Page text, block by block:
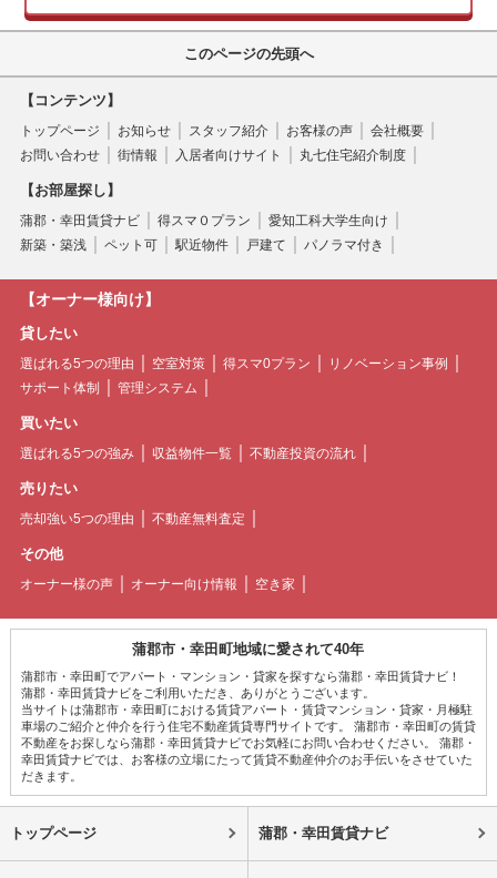
このページの先頭へ
【コンテンツ】
トップページ お知らせ スタッフ紹介 お客様の声
会社概要
お問い合わせ
街情報 入居者向けサイト 丸七住宅紹介制度
【お部屋探し】
蒲郡・幸田賃貸ナビ 得スマ０プラン
愛知工科大学生向け
新築・築浅
ペット可 駅近物件 戸建て パノラマ付き
【オーナー様向け】
貸したい
選ばれる5つの理由 空室対策 得スマ0プラン
リノベーション事例
サポート体制
管理システム
買いたい
選ばれる5つの強み 収益物件一覧 不動産投資の流れ
売りたい
売却強い5つの理由 不動産無料査定
その他
オーナー様の声 オーナー向け情報 空き家
蒲郡市・幸田町地域に愛されて40年
蒲郡市・幸田町でアパート・マンション・貸家を探すなら蒲郡・幸田賃貸ナビ！
蒲郡・幸田賃貸ナビをご利用いただき、ありがとうございます。
当サイトは蒲郡市・幸田町における賃貸アパート・賃貸マンション・貸家・月極駐
車場のご紹介と仲介を行う住宅不動産賃貸専門サイトです。 蒲郡市・幸田町の賃貸
不動産をお探しなら蒲郡・幸田賃貸ナビでお気軽にお問い合わせください。 蒲郡・
幸田賃貸ナビでは、お客様の立場にたって賃貸不動産仲介のお手伝いをさせていた
だきます。
トップページ 蒲郡・幸田賃貸ナビ